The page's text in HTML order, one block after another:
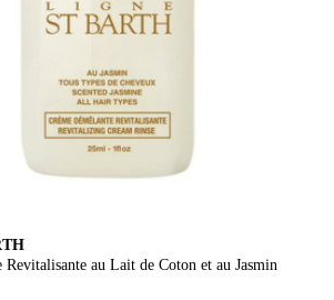
Revitalisante au Lait de Coton et au Jasmin